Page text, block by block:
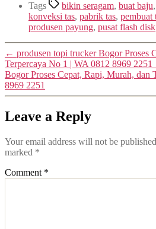
Tags bikin seragam, buat baju,
konveksi tas, pabrik tas, pembuat
produsen payung, pusat flash disk
← produsen topi trucker Bogor Proses
Terpercaya No 1 | WA 0812 8969 2251
Bogor Proses Cepat, Rapi, Murah, dan
8969 2251
Leave a Reply
Your email address will not be
marked *
Comment *